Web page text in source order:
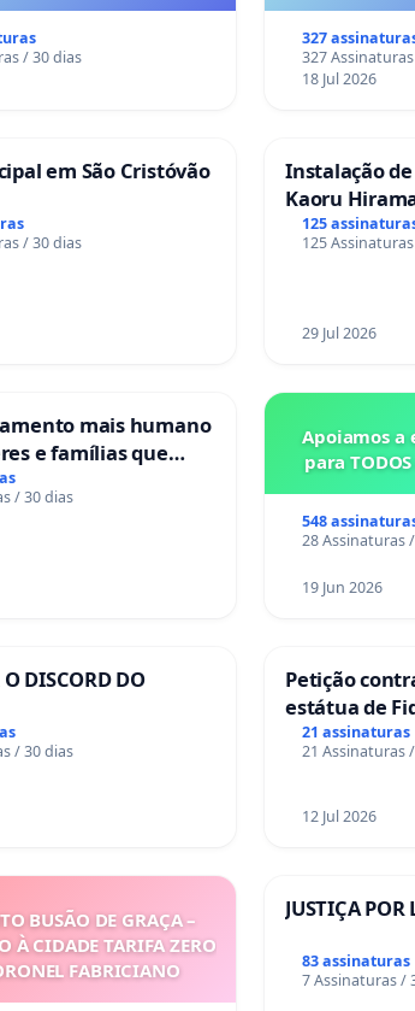
/ 30 dias
327
327
18 Jul 2026
em São Cristóvão
/ 30 dias
Instalação
Kaoru
Eletrônica
125
125
29 Jul 2026
mais humano
e famílias que
perda gestacional
portugueses
/ 30 dias
Apoiamos a
para
548
28 Assinaturas
19 Jun 2026
DISCORD DO
/ 30 dias
Petição
estátua de
mirante do
21 assinaturas
21 Assinaturas
12 Jul 2026
BUSÃO DE GRAÇA –
À CIDADE TARIFA ZERO
FABRICIANO
JUSTIÇA POR
83 assinaturas
7 Assinaturas /